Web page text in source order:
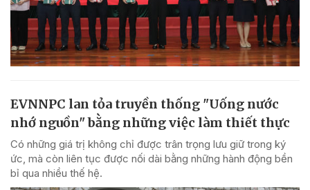
EVNNPC lan tỏa truyền thống "Uống nước
nhớ nguồn" bằng những việc làm thiết thực
Có những giá trị không chỉ được trân trọng lưu giữ trong ký
ức, mà còn liên tục được nối dài bằng những hành động bền
bỉ qua nhiều thế hệ.